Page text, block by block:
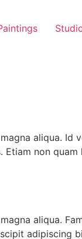
aliqua. Id
non quam
aliqua.
adipiscing